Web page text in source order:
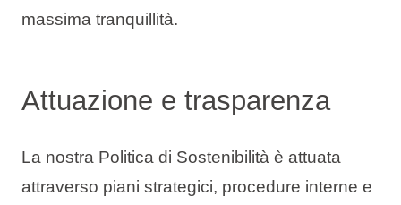
massima tranquillità.
Attuazione e trasparenza
La nostra Politica di Sostenibilità è attuata
attraverso piani strategici, procedure interne e